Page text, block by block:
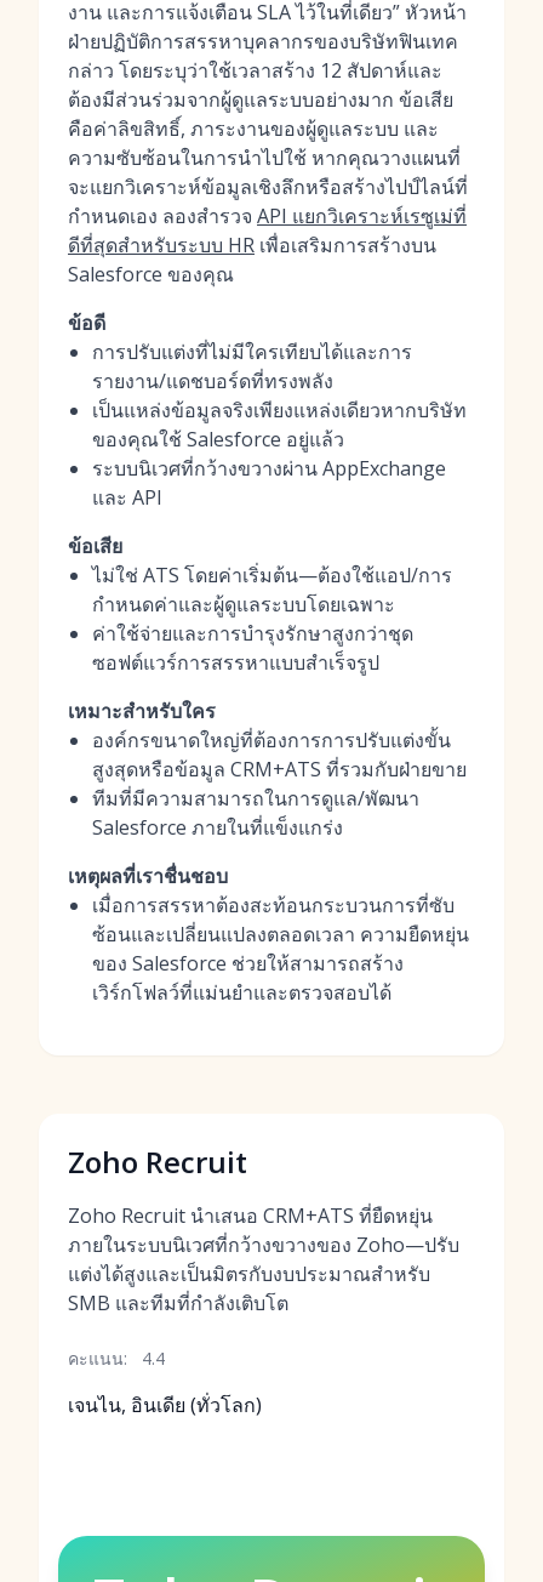
งาน และการแจ้งเตือน SLA ไว้ในที่เดียว” หัวหน้า
ฝ่ายปฏิบัติการสรรหาบุคลากรของบริษัทฟินเทค
กล่าว โดยระบุว่าใช้เวลาสร้าง 12 สัปดาห์และ
ต้องมีส่วนร่วมจากผู้ดูแลระบบอย่างมาก ข้อเสีย
คือค่าลิขสิทธิ์, ภาระงานของผู้ดูแลระบบ และ
ความซับซ้อนในการนำไปใช้ หากคุณวางแผนที่
จะแยกวิเคราะห์ข้อมูลเชิงลึกหรือสร้างไปป์ไลน์ที่
กำหนดเอง ลองสำรวจ API แยกวิเคราะห์เรซูเม่ที่
ดีที่สุดสำหรับระบบ HR เพื่อเสริมการสร้างบน
Salesforce ของคุณ
ข้อดี
การปรับแต่งที่ไม่มีใครเทียบได้และการ
รายงาน/แดชบอร์ดที่ทรงพลัง
เป็นแหล่งข้อมูลจริงเพียงแหล่งเดียวหากบริษัท
ของคุณใช้ Salesforce อยู่แล้ว
ระบบนิเวศที่กว้างขวางผ่าน AppExchange
และ API
ข้อเสีย
ไม่ใช่ ATS โดยค่าเริ่มต้น—ต้องใช้แอป/การ
กำหนดค่าและผู้ดูแลระบบโดยเฉพาะ
ค่าใช้จ่ายและการบำรุงรักษาสูงกว่าชุด
ซอฟต์แวร์การสรรหาแบบสำเร็จรูป
เหมาะสำหรับใคร
องค์กรขนาดใหญ่ที่ต้องการการปรับแต่งขั้น
สูงสุดหรือข้อมูล CRM+ATS ที่รวมกับฝ่ายขาย
ทีมที่มีความสามารถในการดูแล/พัฒนา
Salesforce ภายในที่แข็งแกร่ง
เหตุผลที่เราชื่นชอบ
เมื่อการสรรหาต้องสะท้อนกระบวนการที่ซับ
ซ้อนและเปลี่ยนแปลงตลอดเวลา ความยืดหยุ่น
ของ Salesforce ช่วยให้สามารถสร้าง
เวิร์กโฟลว์ที่แม่นยำและตรวจสอบได้
Zoho Recruit
Zoho Recruit นำเสนอ CRM+ATS ที่ยืดหยุ่น
ภายในระบบนิเวศที่กว้างขวางของ Zoho—ปรับ
แต่งได้สูงและเป็นมิตรกับงบประมาณสำหรับ
SMB และทีมที่กำลังเติบโต
คะแนน: 4.4
เจนไน, อินเดีย (ทั่วโลก)